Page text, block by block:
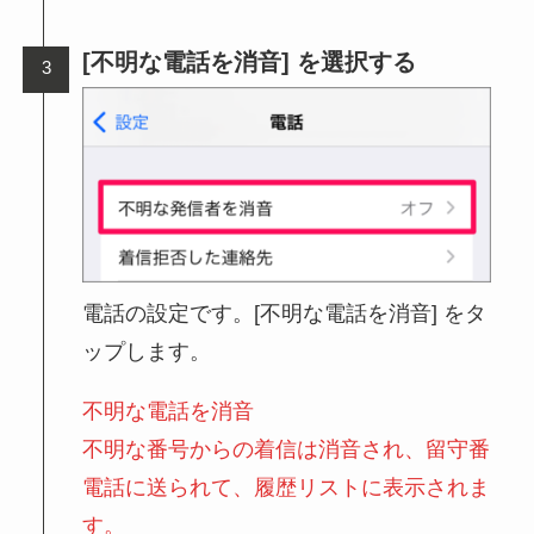
[不明な電話を消音] を選択する
電話の設定です。[不明な電話を消音] をタ
ップします。
不明な電話を消音
不明な番号からの着信は消音され、留守番
電話に送られて、履歴リストに表示されま
す。